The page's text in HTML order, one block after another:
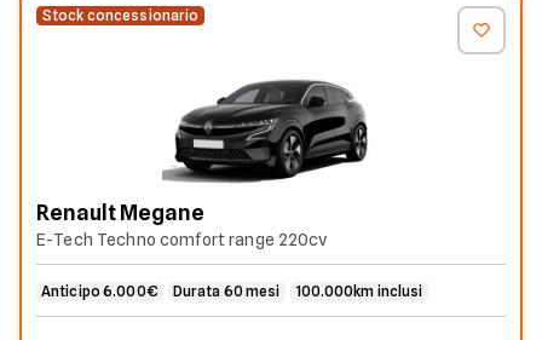
Stock concessionario
Renault Megane
E-Tech Techno comfort range 220cv
Anticipo 6.000€ Durata 60 mesi 100.000km inclusi